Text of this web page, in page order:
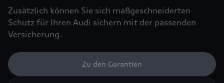
Zusätzlich können Sie sich maßgeschneiderten
Schutz für Ihren Audi sichern mit der passenden
Versicherung.
Zu den Garantien